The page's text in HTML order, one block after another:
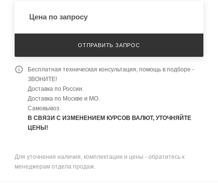
Цена по запросу
ОТПРАВИТЬ ЗАПРОС
Бесплатная техническая консультация, помощь в подборе -
ЗВОНИТЕ!
Доставка по России.
Доставка по Москве и МО.
Самовывоз.
В СВЯЗИ С ИЗМЕНЕНИЕМ КУРСОВ ВАЛЮТ, УТОЧНЯЙТЕ
ЦЕНЫ!
Для уточнения наличия, комплектации и цены - обратитесь к
менеджерам отдела продаж.